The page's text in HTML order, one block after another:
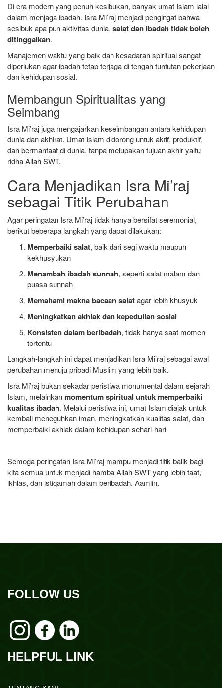
Di era modern yang penuh kesibukan, banyak umat Islam lalai
dalam menjaga ibadah. Isra Mi’raj menjadi pengingat bahwa
sesibuk apa pun aktivitas dunia, salat dan ibadah tidak boleh
ditinggalkan.
Manajemen waktu yang baik dan kesadaran spiritual sangat
diperlukan agar ibadah tetap terjaga di tengah tuntutan pekerjaan
dan kehidupan sosial.
Membangun Spiritualitas yang
Seimbang
Isra Mi’raj juga mengajarkan keseimbangan antara kehidupan
dunia dan akhirat. Umat Islam didorong untuk aktif, produktif,
dan bermanfaat di dunia, tanpa melupakan tujuan akhir yaitu
ridha Allah SWT.
Cara Menjadikan Isra Mi’raj
sebagai Titik Perubahan
Agar peringatan Isra Mi’raj tidak hanya bersifat seremonial,
berikut beberapa langkah yang dapat dilakukan:
Memperbaiki salat, baik dari segi waktu maupun
kekhusyukan
Menambah ibadah sunnah, seperti salat malam dan
puasa sunnah
Memahami makna bacaan salatagar lebih khusyuk
Meningkatkan akhlak dan kepedulian sosial
Konsisten dalam beribadah, tidak hanya saat momen
tertentu
Langkah-langkah ini dapat menjadikan Isra Mi’raj sebagai awal
perubahan menuju pribadi Muslim yang lebih baik.
Isra Mi’raj bukan sekadar peristiwa monumental dalam sejarah
Islam, melainkan momentum spiritual untuk memperbaiki
kualitas ibadah. Melalui peristiwa ini, umat Islam diajak untuk
kembali meneguhkan iman, meningkatkan kualitas salat, dan
memperbaiki akhlak dalam kehidupan sehari-hari.
Semoga peringatan Isra Mi’raj mampu menjadi titik balik bagi
kita semua untuk menjadi hamba Allah SWT yang lebih taat,
ikhlas, dan istiqamah dalam beribadah. Aamiin.
FOLLOW US
HELPFUL LINK